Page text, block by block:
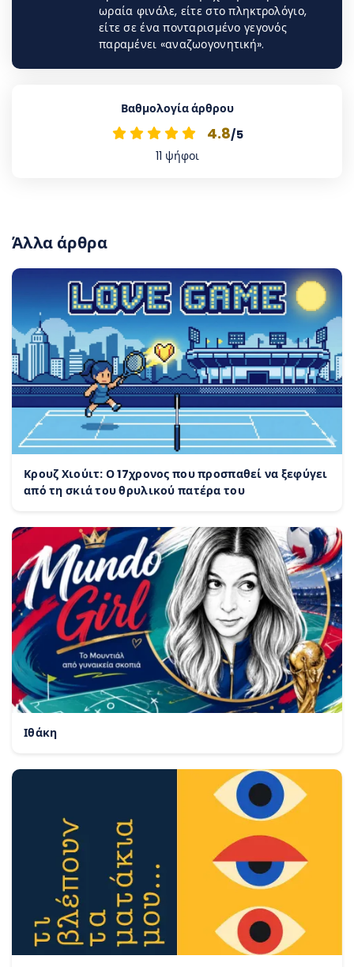
ωραία φινάλε, είτε στο πληκτρολόγιο,
είτε σε ένα πονταρισμένο γεγονός
παραμένει «αναζωογονητική».
Βαθμολογία άρθρου
4.8/5
11 ψήφοι
Άλλα άρθρα
Κρουζ Χιούιτ: Ο 17χρονος που προσπαθεί να ξεφύγει
από τη σκιά του θρυλικού πατέρα του
Ιθάκη